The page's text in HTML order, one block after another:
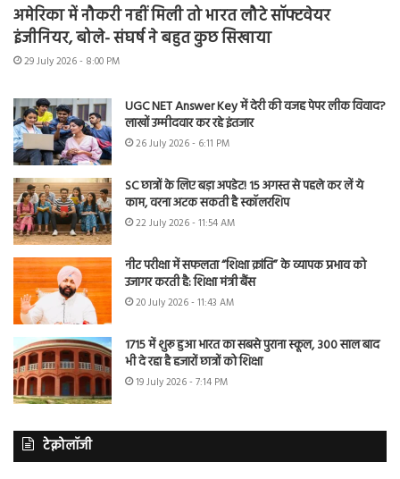
अमेरिका में नौकरी नहीं मिली तो भारत लौटे सॉफ्टवेयर
इंजीनियर, बोले- संघर्ष ने बहुत कुछ सिखाया
29 July 2026 - 8:00 PM
UGC NET Answer Key में देरी की वजह पेपर लीक विवाद?
लाखों उम्मीदवार कर रहे इंतजार
26 July 2026 - 6:11 PM
SC छात्रों के लिए बड़ा अपडेट! 15 अगस्त से पहले कर लें ये
काम, वरना अटक सकती है स्कॉलरशिप
22 July 2026 - 11:54 AM
नीट परीक्षा में सफलता “शिक्षा क्रांति” के व्यापक प्रभाव को
उजागर करती है: शिक्षा मंत्री बैंस
20 July 2026 - 11:43 AM
1715 में शुरू हुआ भारत का सबसे पुराना स्कूल, 300 साल बाद
भी दे रहा है हजारों छात्रों को शिक्षा
19 July 2026 - 7:14 PM
टेक्नोलॉजी